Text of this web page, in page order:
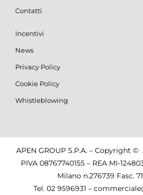
Contatti
Incentivi
News
Privacy Policy
Cookie Policy
Whistleblowing
APEN GROUP S.P.A. – Copyright
PIVA 08767740155 – REA MI-
Milano n.276739 Fasc.
Tel. 02 9596931 –